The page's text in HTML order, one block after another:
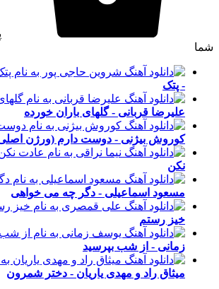
شما
- پتک
علیرضا قربانی - گلهای باران خورده
کوروش بیژنی - دوست دارم (ورژن
نکن
مسعود اسماعیلی - دگر چه می خواهی
خیز رستم
زمانی - از شب بپرسید
میثاق راد و مهدی یاریان - دختر شمرون